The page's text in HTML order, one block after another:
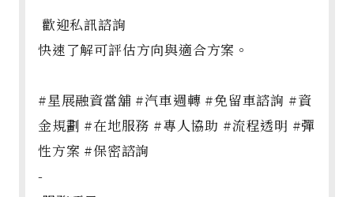
歡迎私訊諮詢
快速了解可評估方向與適合方案。
#星展融資當舖 #汽車週轉 #免留車諮詢 #資
金規劃 #在地服務 #專人協助 #流程透明 #彈
性方案 #保密諮詢
-